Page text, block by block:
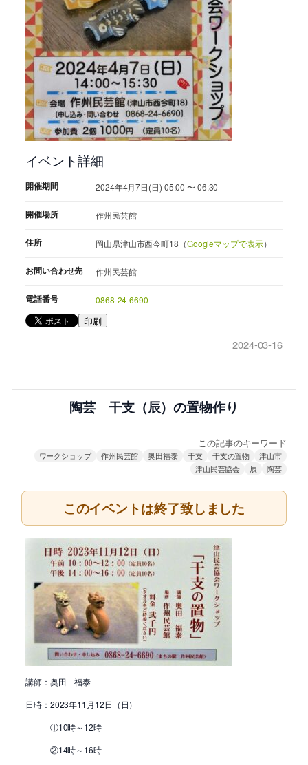
イベント詳細
開催期間 2024年4月7日(日) 05:00 〜 06:30
開催場所 作州民芸館
住所 岡山県津山市西今町18（Googleマップで表示）
お問い合わせ先 作州民芸館
電話番号 0868-24-6690
印刷
2024-03-16
陶芸 干支（辰）の置物作り
この記事のキーワード
ワークショップ 作州民芸館 奥田福泰 干支 干支の置物
津山市
津山民芸協会
辰 陶芸
このイベントは終了致しました
講師：奥田 福泰
日時：2023年11月12日（日）
①10時～12時
②14時～16時